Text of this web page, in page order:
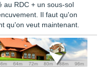
au RDC + un sous-sol
Il faut qu'on
qu'on veut maintenant.